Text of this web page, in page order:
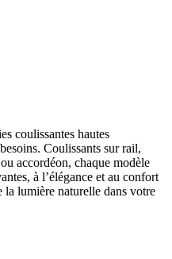
coulissantes hautes
Coulissants sur rail,
accordéon, chaque modèle
à l’élégance et au confort
lumière naturelle dans votre